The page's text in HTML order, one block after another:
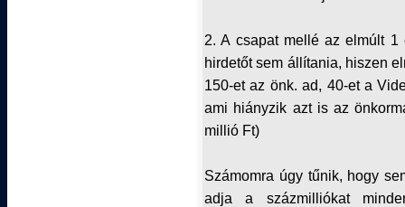
2. A csapat mellé az elmúlt 1
hirdetőt sem állítania, hiszen
150-et az önk. ad, 40-et a
ami hiányzik azt is az
millió Ft)
Számomra úgy tűnik, hogy
adja a százmilliókat